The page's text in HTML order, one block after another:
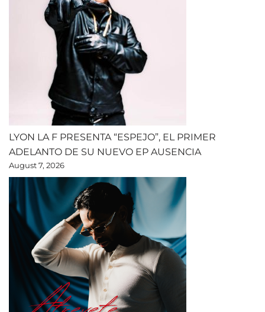
LYON LA F PRESENTA “ESPEJO”, EL PRIMER
ADELANTO DE SU NUEVO EP AUSENCIA
August 7, 2026